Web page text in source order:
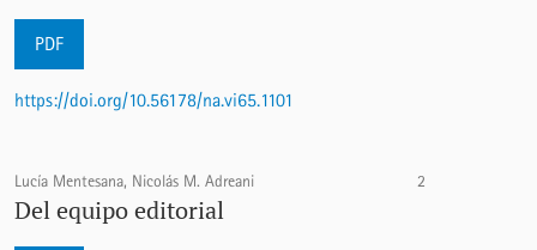
PDF
https://doi.org/10.56178/na.vi65.1101
Lucía Mentesana, Nicolás M. Adreani 2
Del equipo editorial